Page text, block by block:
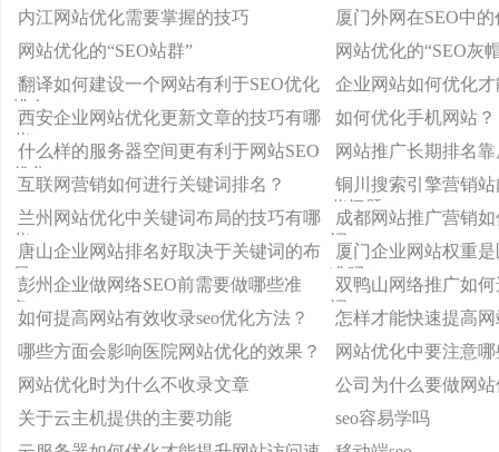
内江网站优化需要掌握的技巧
厦门外网在SEO中
网站优化的“SEO站群”
网站优化的“SEO灰
翻译如何建设一个网站有利于SEO优化
排名？
企业网站如何优化
西安企业网站优化更新文章的技巧有哪
些？
如何优化手机网站？
什么样的服务器空间更有利于网站SEO
优化？
网站推广长期排名
互联网营销如何进行关键词排名？
铜川搜索引擎营销
些问题？
兰州网站优化中关键词布局的技巧有哪
些？
成都网站推广营销
词？
唐山企业网站排名好取决于关键词的布
局
厦门企业网站权重
准吗？
彭州企业做网络SEO前需要做哪些准
备？
双鸭山网络推广如
词？
如何提高网站有效收录seo优化方法？
怎样才能快速提高
哪些方面会影响医院网站优化的效果？
网站优化中要注意
网站优化时为什么不收录文章
公司为什么要做网
关于云主机提供的主要功能
seo容易学吗